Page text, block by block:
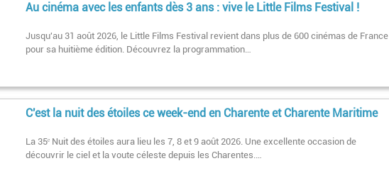
Au cinéma avec les enfants dès 3 ans : vive le Little Films Festival !
Jusqu'au 31 août 2026, le Little Films Festival revient dans plus de 600 cinémas de France
pour sa huitième édition. Découvrez la programmation…
C'est la nuit des étoiles ce week-end en Charente et Charente Maritime
La 35ᵉ Nuit des étoiles aura lieu les 7, 8 et 9 août 2026. Une excellente occasion de
découvrir le ciel et la voute céleste depuis les Charentes.…